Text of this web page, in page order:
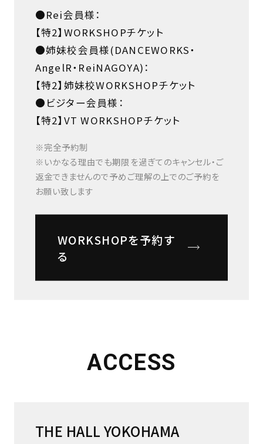
●Rei会員様：
【特2】WORKSHOPチケット
●姉妹校会員様(DANCEWORKS・
AngelR・ReiNAGOYA)：
【特2】姉妹校WORKSHOPチケット
●ビジター会員様：
【特2】VT WORKSHOPチケット
※完全予約制
※いかなる理由でも期限を過ぎてのキャンセル・ご
返金できませんので予めご理解の上でのご予約を
お願い致します
WORKSHOPを予約す
る
ACCESS
THE HALL YOKOHAMA